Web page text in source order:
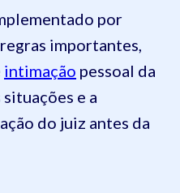
por
importantes,
intimação pessoal da
e a
do juiz antes da